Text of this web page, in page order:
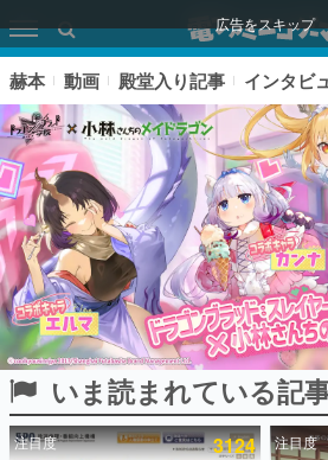
広告をスキップ
ピックアップ
赫本 動画 殿堂入り記事 インタビ
いま読まれている記
注目度 3124 注目度